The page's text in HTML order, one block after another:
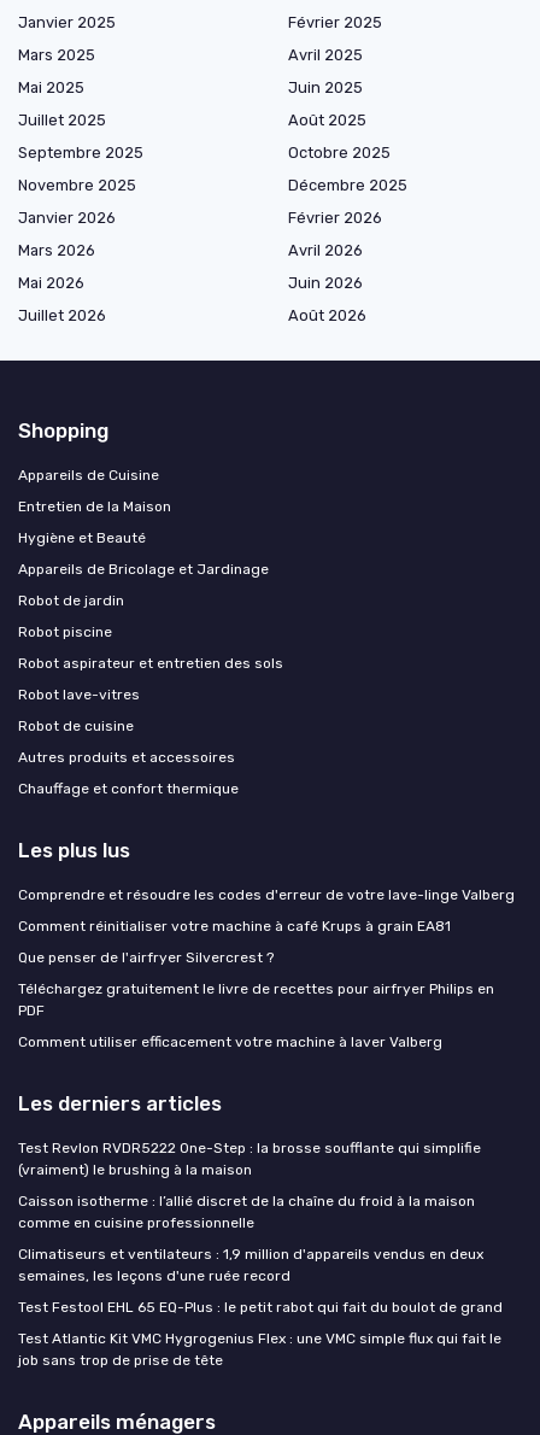
Janvier 2025
Février 2025
Mars 2025
Avril 2025
Mai 2025
Juin 2025
Juillet 2025
Août 2025
Septembre 2025
Octobre 2025
Novembre 2025
Décembre 2025
Janvier 2026
Février 2026
Mars 2026
Avril 2026
Mai 2026
Juin 2026
Juillet 2026
Août 2026
Shopping
Appareils de Cuisine
Entretien de la Maison
Hygiène et Beauté
Appareils de Bricolage et Jardinage
Robot de jardin
Robot piscine
Robot aspirateur et entretien des sols
Robot lave-vitres
Robot de cuisine
Autres produits et accessoires
Chauffage et confort thermique
Les plus lus
Comprendre et résoudre les codes d'erreur de votre lave-linge Valberg
Comment réinitialiser votre machine à café Krups à grain EA81
Que penser de l'airfryer Silvercrest ?
Téléchargez gratuitement le livre de recettes pour airfryer Philips en
PDF
Comment utiliser efficacement votre machine à laver Valberg
Les derniers articles
Test Revlon RVDR5222 One-Step : la brosse soufflante qui simplifie
(vraiment) le brushing à la maison
Caisson isotherme : l’allié discret de la chaîne du froid à la maison
comme en cuisine professionnelle
Climatiseurs et ventilateurs : 1,9 million d'appareils vendus en deux
semaines, les leçons d'une ruée record
Test Festool EHL 65 EQ-Plus : le petit rabot qui fait du boulot de grand
Test Atlantic Kit VMC Hygrogenius Flex : une VMC simple flux qui fait le
job sans trop de prise de tête
Appareils ménagers